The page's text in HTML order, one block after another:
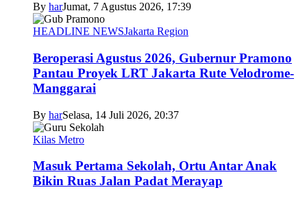
By harJumat, 7 Agustus 2026, 17:39
HEADLINE NEWSJakarta Region
Beroperasi Agustus 2026, Gubernur Pramono
Pantau Proyek LRT Jakarta Rute Velodrome-
Manggarai
By harSelasa, 14 Juli 2026, 20:37
Kilas Metro
Masuk Pertama Sekolah, Ortu Antar Anak
Bikin Ruas Jalan Padat Merayap